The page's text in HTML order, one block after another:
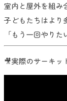
室内と屋外を組み
子どもたちはより
「もう一回やり
🎥実際のサーキッ